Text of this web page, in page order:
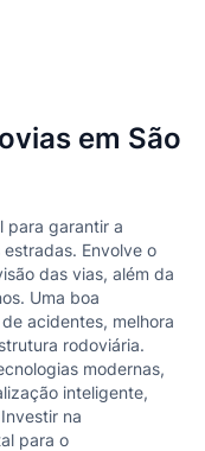
em São
para garantir a
Envolve o
das vias, além da
Uma boa
acidentes, melhora
rodoviária.
modernas,
inteligente,
na
para o